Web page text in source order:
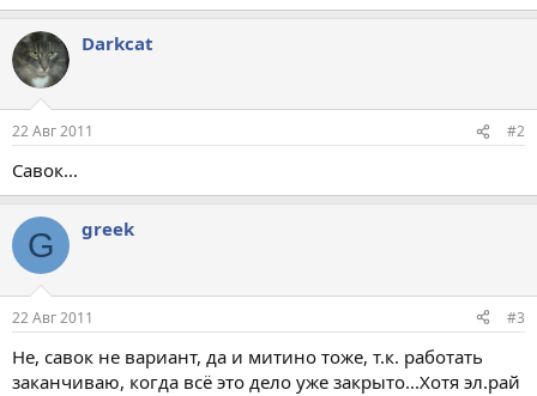
Darkcat
22 Авг 2011 #2
Савок...
G greek
22 Авг 2011 #3
Не, савок не вариант, да и митино тоже, т.к. работать
заканчиваю, когда всё это дело уже закрыто...Хотя эл.рай